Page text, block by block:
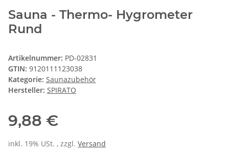
Sauna - Thermo- Hygrometer
Rund
Artikelnummer: PD-02831
GTIN: 9120111123038
Kategorie: Saunazubehör
Hersteller: SPIRATO
9,88 €
inkl. 19% USt. , zzgl. Versand